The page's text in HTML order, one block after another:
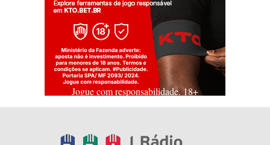
Jogue com responsabilidade. 18+